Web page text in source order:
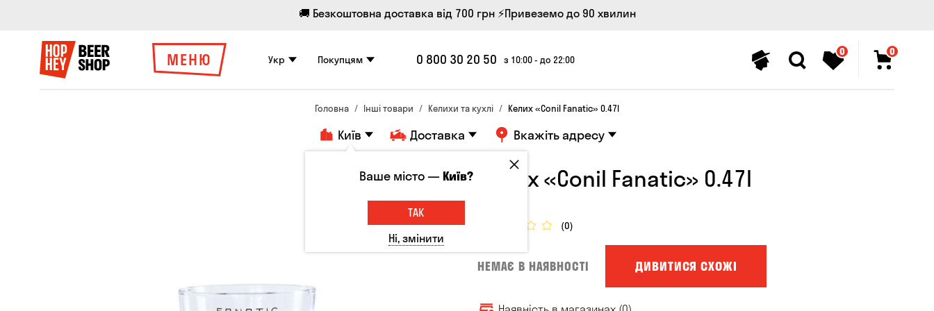
🚚 Безкоштовна доставка від 700 грн ⚡Привеземо до 90 хвилин
МЕНЮ Укр Покупцям 0 800 30 20 50 з 10:00 - до 22:00
0 0
Головна Інші товари Келихи та кухлі Келих «Conil Fanatic» 0.47l
Київ Доставка Вкажіть адресу
Келих «Conil Fanatic» 0.47l
(0)
НЕМАЄ В НАЯВНОСТІ ДИВИТИСЯ СХОЖІ
Ваше місто —Київ?
ТАК
Ні, змінити